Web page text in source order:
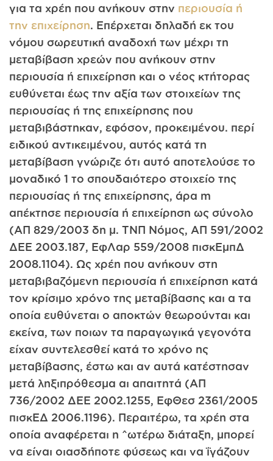
για τα χρέη που ανήκουν στην περιουσία ή
την επιχείρηση. Επέρχεται δηλαδή εκ του
νόμου σωρευτική αναδοχή των μέχρι τη
μεταβίβαση χρεών που ανήκουν στην
περιουσία ή επιχείρηση και ο νέος κτήτορας
ευθύνεται έως την αξία των στοιχείων της
περιουσίας ή της επιχείρησης που
μεταβιβάστηκαν, εφόσον, προκειμένου. περί
ειδικού αντικειμένου, αυτός κατά τη
μεταβίβαση γνώριζε ότι αυτό αποτελούσε το
μοναδικό 1 το σπουδαιότερο στοιχείο της
περιουσίας ή της επιχείρησης, άρα m
απέκτησε περιουσία ή επιχείρηση ως σύνολο
(ΑΠ 829/2003 δη μ. ΤΝΠ Νόμος, ΑΠ 591/2002
ΔΕΕ 2003.187, ΕφΛαρ 559/2008 πισκΕμπΔ
2008.1104). Ως χρέη που ανήκουν στη
μεταβιβαζόμενη περιουσία ή επιχείρηση κατά
τον κρίσιμο χρόνο της μεταβίβασης και α τα
οποία ευθύνεται ο αποκτών θεωρούνται και
εκείνα, των ποιων τα παραγωγικά γεγονότα
είχαν συντελεσθεί κατά το χρόνο ης
μεταβίβασης, έστω και αν αυτά κατέστησαν
μετά ληξιπρόθεσμα αι απαιτητά (ΑΠ
736/2002 ΔΕΕ 2002.1255, ΕφΘεσ 2361/2005
πισκΕΔ 2006.1196). Περαιτέρω, τα χρέη στα
οποία αναφέρεται η ^ωτέρω διάταξη, μπορεί
να είναι οιασδήποτε φύσεως και να ΐγάζουν